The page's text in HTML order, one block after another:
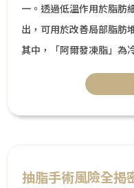
一。透過低溫作用於脂肪
出，可用於改善局部脂肪
其中，「阿爾發凍脂」為
腰側等部位的體態雕塑。
果與適用族群，幫助評估
抽脂手術風險全揭